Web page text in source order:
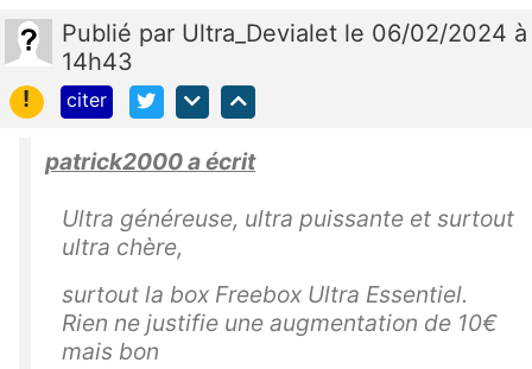
Publié par Ultra_Devialet le 06/02/2024 à
14h43
!
citer
patrick2000 a écrit
Ultra généreuse, ultra puissante et surtout
ultra chère,
surtout la box Freebox Ultra Essentiel.
Rien ne justifie une augmentation de 10€
mais bon